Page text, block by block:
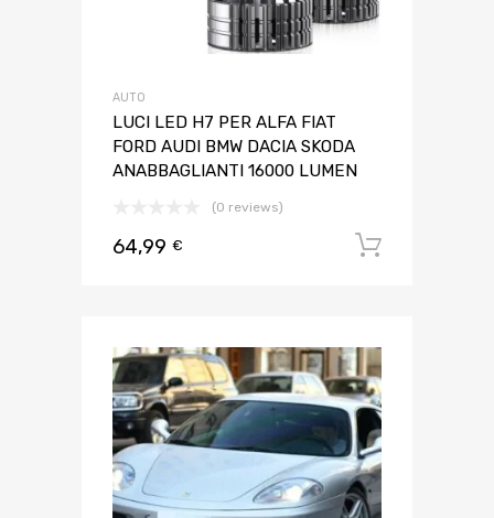
AUTO
LUCI LED H7 PER ALFA FIAT
FORD AUDI BMW DACIA SKODA
ANABBAGLIANTI 16000 LUMEN
(0 reviews)
64,99 €